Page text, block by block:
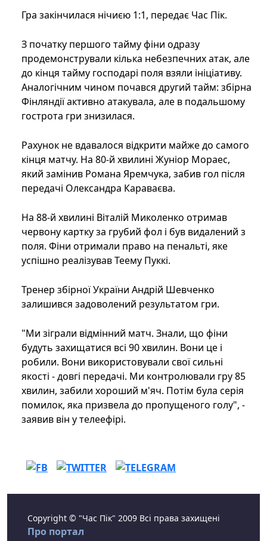
Гра закінчилася нічиєю 1:1, передає Час Пік.
З початку першого тайму фіни одразу
продемонстрували кілька небезпечних атак, але
до кінця тайму господарі поля взяли ініціативу.
Аналогічним чином почався другий тайм: збірна
Фінляндії активно атакувала, але в подальшому
гострота гри знизилася.
Рахунок не вдавалося відкрити майже до самого
кінця матчу. На 80-й хвилині Жуніор Мораес,
який замінив Романа Яремчука, забив гол після
передачі Олександра Караваєва.
На 88-й хвилині Віталій Миколенко отримав
червону картку за грубий фол і був видалений з
поля. Фіни отримали право на пенальті, яке
успішно реалізував Теему Пуккі.
Тренер збірної України Андрій Шевченко
залишився задоволений результатом гри.
"Ми зіграли відмінний матч. Знали, що фіни
будуть захищатися всі 90 хвилин. Вони це і
робили. Вони використовували свої сильні
якості - довгі передачі. Ми контролювали гру 85
хвилин, забили хороший м'яч. Потім була серія
помилок, яка призвела до пропущеного голу", -
заявив він у телеефірі.
Copyright © "Час Пік" 2009 Всі права захищені
Про портал